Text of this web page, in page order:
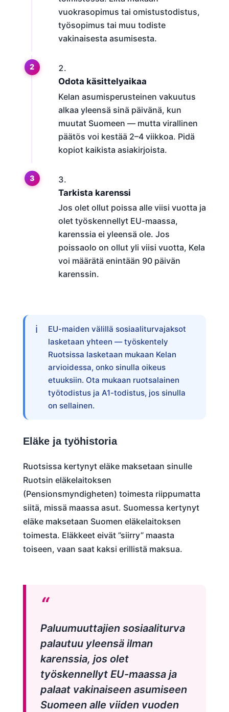
vuokrasopimus tai omistustodistus,
työsopimus tai muu todiste
vakinaisesta asumisesta.
Odota käsittelyaikaa
Kelan asumisperusteinen vakuutus
alkaa yleensä sinä päivänä, kun
muutat Suomeen — mutta virallinen
päätös voi kestää 2–4 viikkoa. Pidä
kopiot kaikista asiakirjoista.
Tarkista karenssi
Jos olet ollut poissa alle viisi vuotta ja
olet työskennellyt EU-maassa,
karenssia ei yleensä ole. Jos
poissaolo on ollut yli viisi vuotta, Kela
voi määrätä enintään 90 päivän
karenssin.
EU-maiden välillä sosiaaliturvajaksot
lasketaan yhteen — työskentely
Ruotsissa lasketaan mukaan Kelan
arvioidessa, onko sinulla oikeus
etuuksiin. Ota mukaan ruotsalainen
työtodistus ja A1-todistus, jos sinulla
on sellainen.
Eläke ja työhistoria
Ruotsissa kertynyt eläke maksetaan sinulle
Ruotsin eläkelaitoksen
(Pensionsmyndigheten) toimesta riippumatta
siitä, missä maassa asut. Suomessa kertynyt
eläke maksetaan Suomen eläkelaitoksen
toimesta. Eläkkeet eivät ”siirry” maasta
toiseen, vaan saat kaksi erillistä maksua.
Paluumuuttajien sosiaaliturva
palautuu yleensä ilman
karenssia, jos olet
työskennellyt EU-maassa ja
palaat vakinaiseen asumiseen
Suomeen alle viiden vuoden